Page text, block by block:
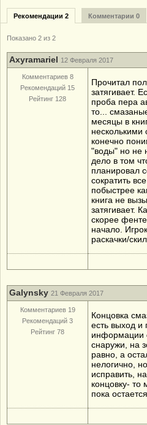
Рекомендации 2 Комментарии 0
Показано 2 из 2
Axyramariel 12 Февраля 2017
Комментариев 8
Рекомендаций 15
Рейтинг 128
Прочитал
затягивает.
проба пера
то...
месяцы в
конечно
"воды" но не
дело в том
планировал
сократить
побыстрее
книга не
затягивает.
скорее
начало.
раскачки/
Galynsky 21 Февраля 2017
Комментариев 19
Рекомендаций 3
Рейтинг 78
Концовка
есть выход и
информации
снаружи, на
равно, а
нелогично,
исправить,
концовку- то
пока